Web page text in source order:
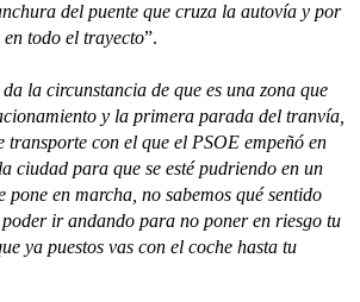
del puente que cruza la autovía y por
todo el trayecto”.
da la circunstancia de que es una zona que
y la primera parada del tranvía,
transporte con el que el PSOE empeñó en
ciudad para que se esté pudriendo en un
pone en marcha, no sabemos qué sentido
ir andando para no poner en riesgo tu
ya puestos vas con el coche hasta tu